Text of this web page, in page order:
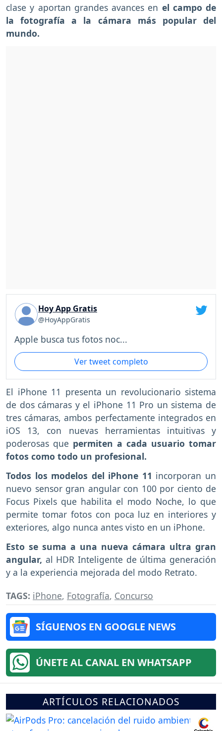
clase y aportan grandes avances en el campo de
la fotografía a la cámara más popular del
mundo.
Hoy App Gratis
@HoyAppGratis
Apple busca tus fotos noc...
Ver tweet completo
El iPhone 11 presenta un revolucionario sistema
de dos cámaras y el iPhone 11 Pro un sistema de
tres cámaras, ambos perfectamente integrados en
iOS 13, con nuevas herramientas intuitivas y
poderosas que permiten a cada usuario tomar
fotos como todo un profesional.
Todos los modelos del iPhone 11 incorporan un
nuevo sensor gran angular con 100 por ciento de
Focus Pixels que habilita el modo Noche, lo que
permite tomar fotos con poca luz en interiores y
exteriores, algo nunca antes visto en un iPhone.
Esto se suma a una nueva cámara ultra gran
angular, al HDR Inteligente de última generación
y a la experiencia mejorada del modo Retrato.
TAGS: iPhone, Fotografía, Concurso
SÍGUENOS EN GOOGLE NEWS
ÚNETE AL CANAL EN WHATSAPP
ARTÍCULOS RELACIONADOS